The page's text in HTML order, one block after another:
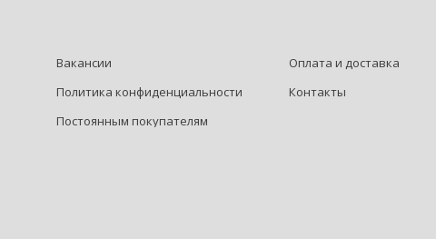
Вакансии
Оплата и доставка
Политика конфиденциальности
Контакты
Постоянным покупателям